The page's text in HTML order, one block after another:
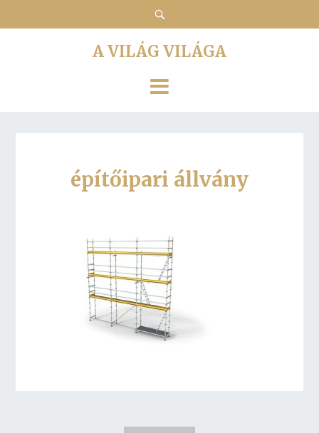
A VILÁG VILÁGA
építőipari állvány